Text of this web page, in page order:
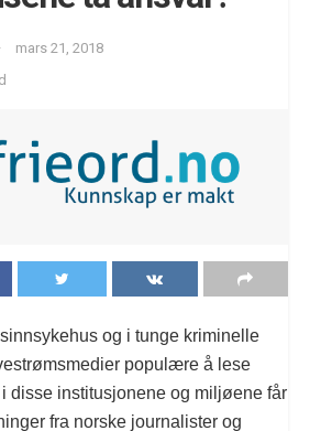
mars 21, 2018
sinnsykehus og i tunge kriminelle
populære å lese
disse institusjonene og miljøene får
fra norske journalister og